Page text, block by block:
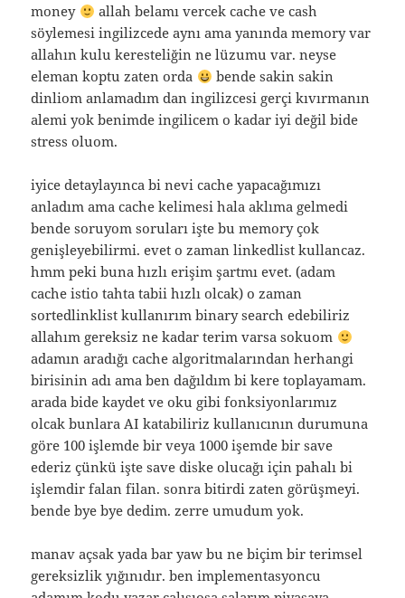
money
allah belamı vercek cache ve cash
söylemesi ingilizcede aynı ama yanında memory var
allahın kulu keresteliğin ne lüzumu var. neyse
eleman koptu zaten orda
bende sakin sakin
dinliom anlamadım dan ingilizcesi gerçi kıvırmanın
alemi yok benimde ingilicem o kadar iyi değil bide
stress oluom.
iyice detaylayınca bi nevi cache yapacağımızı
anladım ama cache kelimesi hala aklıma gelmedi
bende soruyom soruları işte bu memory çok
genişleyebilirmi. evet o zaman linkedlist kullancaz.
hmm peki buna hızlı erişim şartmı evet. (adam
cache istio tahta tabii hızlı olcak) o zaman
sortedlinklist kullanırım binary search edebiliriz
allahım gereksiz ne kadar terim varsa sokuom
adamın aradığı cache algoritmalarından herhangi
birisinin adı ama ben dağıldım bi kere toplayamam.
arada bide kaydet ve oku gibi fonksiyonlarımız
olcak bunlara AI katabiliriz kullanıcının durumuna
göre 100 işlemde bir veya 1000 işemde bir save
ederiz çünkü işte save diske olucağı için pahalı bi
işlemdir falan filan. sonra bitirdi zaten görüşmeyi.
bende bye bye dedim. zerre umudum yok.
manav açsak yada bar yaw bu ne biçim bir terimsel
gereksizlik yığınıdır. ben implementasyoncu